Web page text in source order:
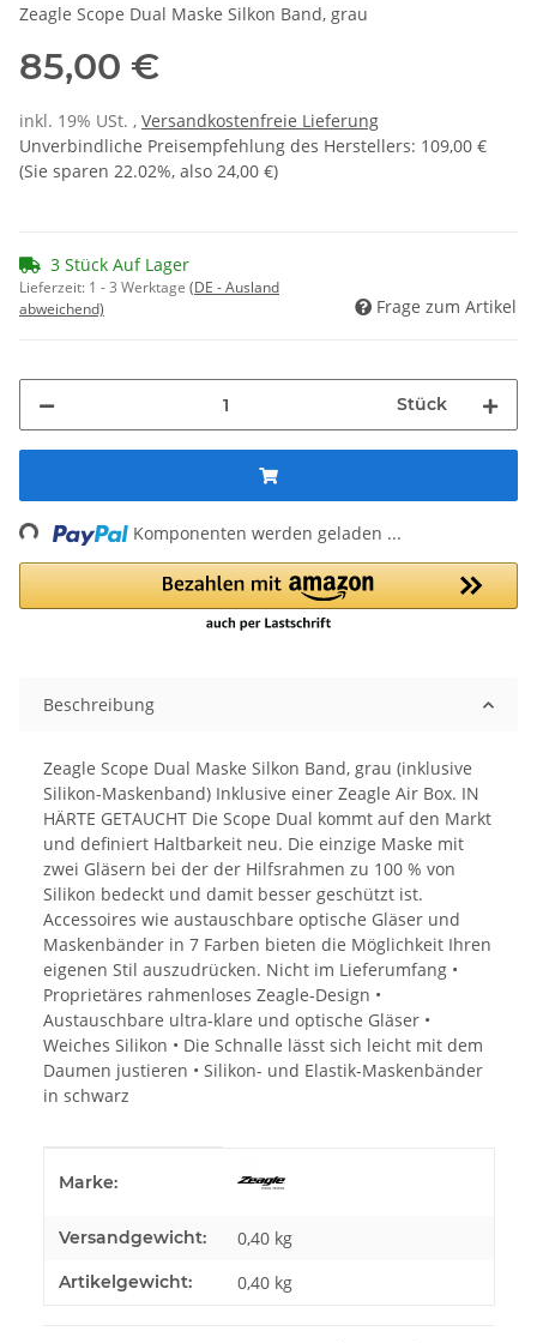
Zeagle Scope Dual Maske Silkon Band, grau
85,00 €
inkl. 19% USt. , Versandkostenfreie Lieferung
Unverbindliche Preisempfehlung des Herstellers: 109,00 €
(Sie sparen 22.02%, also 24,00 €)
3 Stück Auf Lager
Lieferzeit: 1 - 3 Werktage (DE - Ausland
abweichend)
Frage zum Artikel
Stück
Komponenten werden geladen ...
Beschreibung
Zeagle Scope Dual Maske Silkon Band, grau (inklusive
Silikon-Maskenband) Inklusive einer Zeagle Air Box. IN
HÄRTE GETAUCHT Die Scope Dual kommt auf den Markt
und definiert Haltbarkeit neu. Die einzige Maske mit
zwei Gläsern bei der der Hilfsrahmen zu 100 % von
Silikon bedeckt und damit besser geschützt ist.
Accessoires wie austauschbare optische Gläser und
Maskenbänder in 7 Farben bieten die Möglichkeit Ihren
eigenen Stil auszudrücken. Nicht im Lieferumfang •
Proprietäres rahmenloses Zeagle-Design •
Austauschbare ultra-klare und optische Gläser •
Weiches Silikon • Die Schnalle lässt sich leicht mit dem
Daumen justieren • Silikon- und Elastik-Maskenbänder
in schwarz
Marke:
Versandgewicht: 0,40 kg
Artikelgewicht: 0,40 kg